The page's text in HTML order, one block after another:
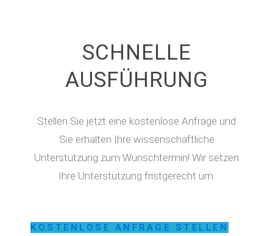
SCHNELLE
AUSFÜHRUNG
Stellen Sie jetzt eine kostenlose Anfrage und
Sie erhalten Ihre wissenschaftliche
Unterstützung zum Wunschtermin! Wir setzen
Ihre Unterstützung fristgerecht um.
KOSTENLOSE ANFRAGE STELLEN